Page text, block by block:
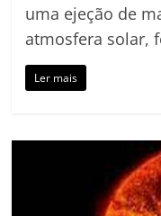
uma ejeção de
atmosfera solar,
Ler mais